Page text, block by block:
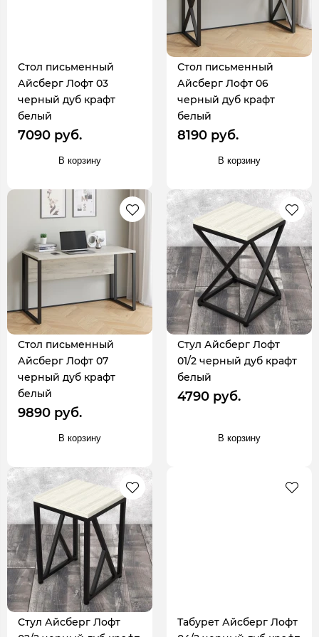
Стол письменный
Айсберг Лофт 03
черный дуб крафт
белый
7090 руб.
В корзину
Стол письменный
Айсберг Лофт 06
черный дуб крафт
белый
8190 руб.
В корзину
Стол письменный
Айсберг Лофт 07
черный дуб крафт
белый
9890 руб.
В корзину
Стул Айсберг Лофт
01/2 черный дуб крафт
белый
4790 руб.
В корзину
Стул Айсберг Лофт
Табурет Айсберг Лофт